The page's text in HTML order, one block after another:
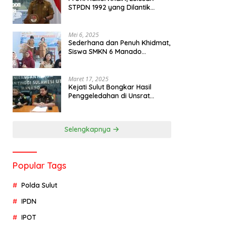
STPDN 1992 yang Dilantik
Mei 6, 2025
Sederhana dan Penuh Khidmat,
Siswa SMKN 6 Manado
Maret 17, 2025
Kejati Sulut Bongkar Hasil
Penggeledahan di Unsrat
Selengkapnya
Popular Tags
Polda Sulut
IPDN
IPOT